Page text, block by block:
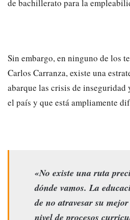
de bachillerato para la
Sin embargo, en ninguno de los
Carlos Carranza, existe una
abarque las crisis de inseguridad
el país y que está ampliamente
«No existe una ruta
dónde vamos. La
de no atravesar su
nivel de procesos